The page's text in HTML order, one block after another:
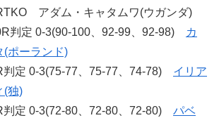
アダム・キャタムワ(ウガンダ)
判定 0-3(90-100、92-99、92-98)
カ
(ポーランド)
定 0-3(75-77、75-77、74-78) イリア
(独)
定 0-3(72-80、72-80、72-80) パベ